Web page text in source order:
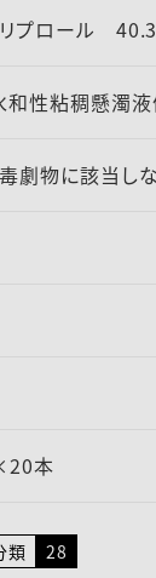
リプロール
和性粘稠懸濁
劇物に該当し
本
類 28